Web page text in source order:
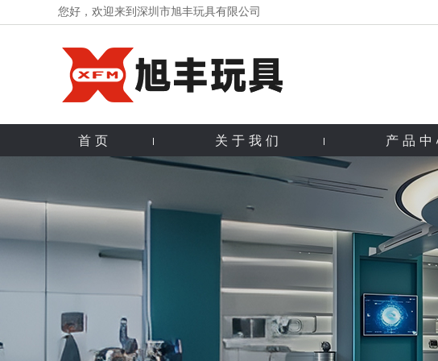
您好，欢迎来到深圳市旭丰玩具有限公司
首页 关于我们 产品中